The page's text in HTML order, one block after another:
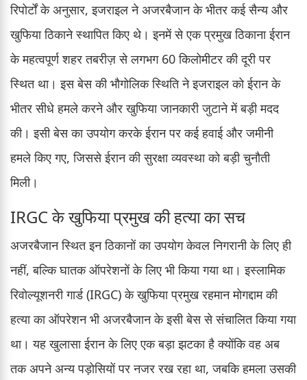
रिपोर्टों के अनुसार, इजराइल ने अजरबैजान के भीतर कई सैन्य और
खुफिया ठिकाने स्थापित किए थे। इनमें से एक प्रमुख ठिकाना ईरान
के महत्वपूर्ण शहर तबरीज़ से लगभग 60 किलोमीटर की दूरी पर
स्थित था। इस बेस की भौगोलिक स्थिति ने इजराइल को ईरान के
भीतर सीधे हमले करने और खुफिया जानकारी जुटाने में बड़ी मदद
की। इसी बेस का उपयोग करके ईरान पर कई हवाई और जमीनी
हमले किए गए, जिससे ईरान की सुरक्षा व्यवस्था को बड़ी चुनौती
मिली।
IRGC के खुफिया प्रमुख की हत्या का सच
अजरबैजान स्थित इन ठिकानों का उपयोग केवल निगरानी के लिए ही
नहीं, बल्कि घातक ऑपरेशनों के लिए भी किया गया था। इस्लामिक
रिवोल्यूशनरी गार्ड (IRGC) के खुफिया प्रमुख रहमान मोगद्दाम की
हत्या का ऑपरेशन भी अजरबैजान के इसी बेस से संचालित किया गया
था। यह खुलासा ईरान के लिए एक बड़ा झटका है क्योंकि वह अब
तक अपने अन्य पड़ोसियों पर नजर रख रहा था, जबकि हमला उसकी